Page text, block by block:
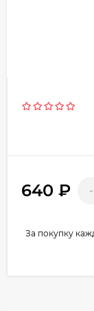
640 ₽ -
За покупку